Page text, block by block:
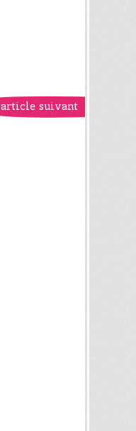
article suivant